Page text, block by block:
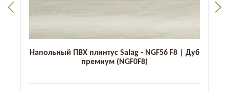
Напольный ПВХ плинтус Salag - NGF56 F8 | Дуб
премиум (NGF0F8)